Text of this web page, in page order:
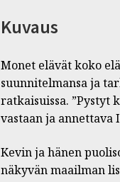
Kuvaus
Monet elävät koko
suunnitelmansa ja
ratkaisuissa. ”Pystyt
vastaan ja annettava
Kevin ja hänen
näkyvän maailman